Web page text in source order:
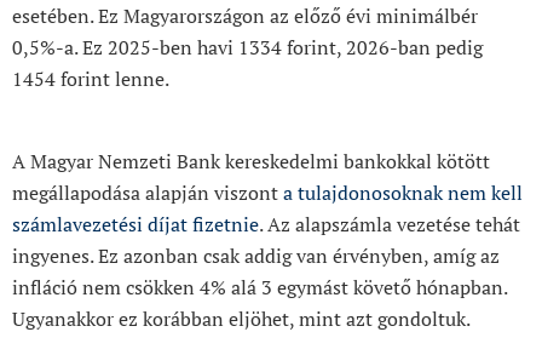
esetében. Ez Magyarországon az előző évi minimálbér
0,5%-a. Ez 2025-ben havi 1334 forint, 2026-ban pedig
1454 forint lenne.
A Magyar Nemzeti Bank kereskedelmi bankokkal kötött
megállapodása alapján viszonta tulajdonosoknak nem kell
számlavezetési díjat fizetnie. Az alapszámla vezetése tehát
ingyenes. Ez azonban csak addig van érvényben, amíg az
infláció nem csökken 4% alá 3 egymást követő hónapban.
Ugyanakkor ez korábban eljöhet, mint azt gondoltuk.